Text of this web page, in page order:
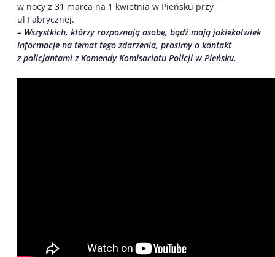
w nocy z 31 marca na 1 kwietnia w Pieńsku przy
ul Fabrycznej.
– Wszystkich, którzy rozpoznają osobę, bądź mają jakiekolwiek
informacje na temat tego zdarzenia, prosimy o kontakt
z policjantami z Komendy Komisariatu Policji w Pieńsku.